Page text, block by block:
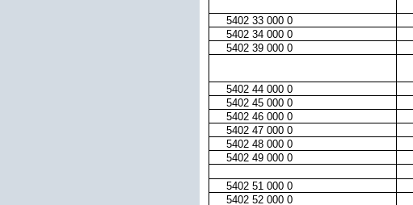
5402 33 000 0
5402 34 000 0
5402 39 000 0
5402 44 000 0
5402 45 000 0
5402 46 000 0
5402 47 000 0
5402 48 000 0
5402 49 000 0
5402 51 000 0
5402 52 000 0